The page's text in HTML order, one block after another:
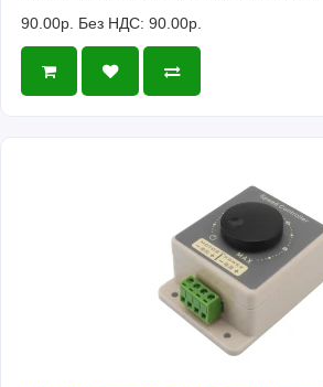
90.00р. Без НДС: 90.00р.